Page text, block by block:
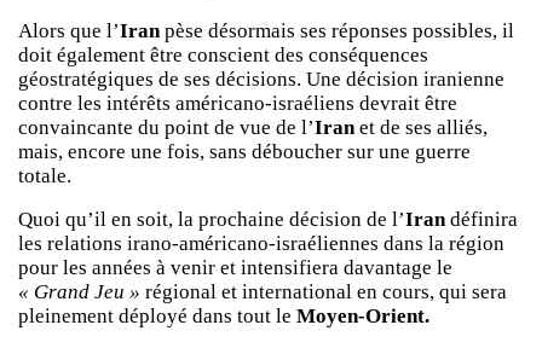
Alors que l’Iran pèse désormais ses réponses possibles, il
doit également être conscient des conséquences
géostratégiques de ses décisions. Une décision iranienne
contre les intérêts américano-israéliens devrait être
convaincante du point de vue de l’Iran et de ses alliés,
mais, encore une fois, sans déboucher sur une guerre
totale.
Quoi qu’il en soit, la prochaine décision de l’Irandéfinira
les relations irano-américano-israéliennes dans la région
pour les années à venir et intensifiera davantage le
« Grand Jeu » régional et international en cours, qui sera
pleinement déployé dans tout le Moyen-Orient.